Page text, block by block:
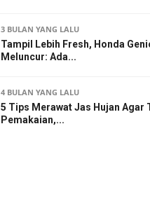
3 BULAN YANG LALU
Tampil Lebih Fresh, Honda
Meluncur: Ada...
4 BULAN YANG LALU
5 Tips Merawat Jas Hujan Agar
Pemakaian,...